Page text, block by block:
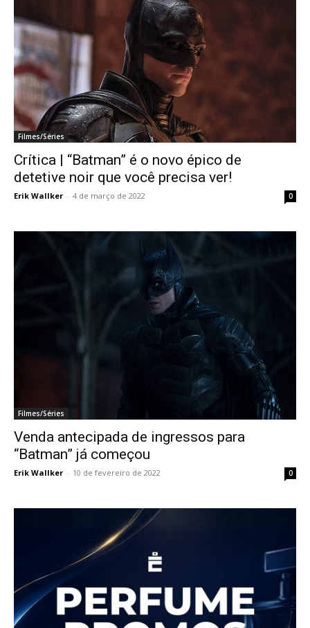
Filmes/Séries
Crítica | “Batman” é o novo épico de
detetive noir que você precisa ver!
Erik Wallker - 4 de março de 2022 0
Filmes/Séries
Venda antecipada de ingressos para
“Batman” já começou
Erik Wallker - 10 de fevereiro de 2022 0